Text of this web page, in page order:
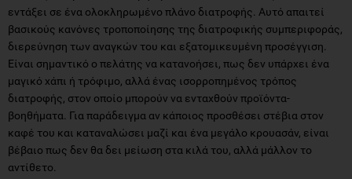
εντάξει σε ένα ολοκληρωμένο πλάνο διατροφής. Αυτό απαιτεί
βασικούς κανόνες τροποποίησης της διατροφικής συμπεριφοράς,
διερεύνηση των αναγκών του και εξατομικευμένη προσέγγιση.
Είναι σημαντικό ο πελάτης να κατανοήσει, πως δεν υπάρχει ένα
μαγικό χάπι ή τρόφιμο, αλλά ένας ισορροπημένος τρόπος
διατροφής, στον οποίο μπορούν να ενταχθούν προϊόντα-
βοηθήματα. Για παράδειγμα αν κάποιος προσθέσει στέβια στον
καφέ του και καταναλώσει μαζί και ένα μεγάλο κρουασάν, είναι
βέβαιο πως δεν θα δει μείωση στα κιλά του, αλλά μάλλον το
αντίθετο.